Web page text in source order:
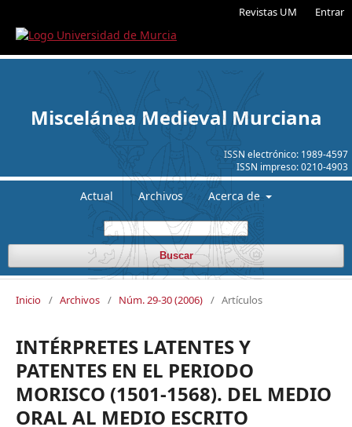
Revistas UM Entrar
ISSN electrónico: 1989-4597
ISSN impreso:0210-4903
Miscelánea Medieval Murciana
Actual Archivos Acerca de
Buscar
Inicio / Archivos / Núm. 29-30 (2006) / Artículos
INTÉRPRETES LATENTES Y
PATENTES EN EL PERIODO
MORISCO (1501-1568). DEL MEDIO
ORAL AL MEDIO ESCRITO